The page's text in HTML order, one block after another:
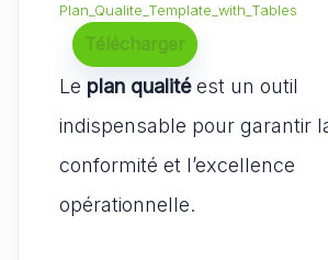
Plan_Qualite_Template_with_Tables
Télécharger
Le plan qualitéest un outil
indispensable pour garantir
conformité et l’excellence
opérationnelle.